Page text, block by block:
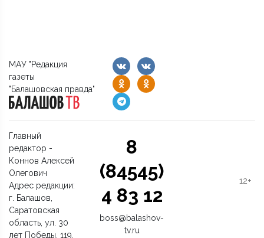
МАУ "Редакция
газеты
"Балашовская правда"
Главный
редактор -
Коннов Алексей
Олегович
Адрес редакции:
г. Балашов,
Саратовская
область, ул. 30
лет Победы, 119.
8
(84545)
4 83 12
boss@balashov-
tv.ru
12+